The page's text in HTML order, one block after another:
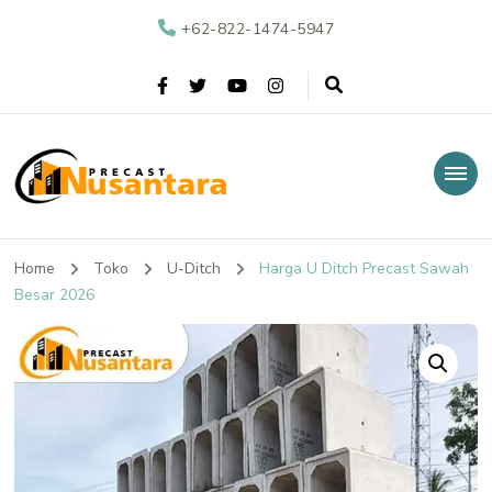
+62-822-1474-5947
Nusantara Precast
Home Toko U-Ditch
Harga U Ditch Precast Sawah
Besar 2026